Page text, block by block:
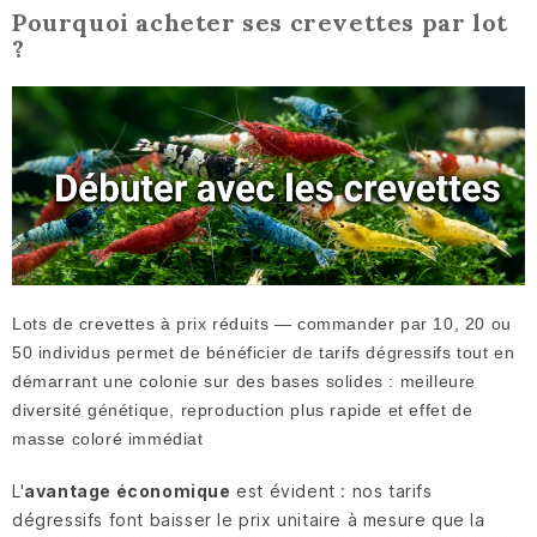
Pourquoi acheter ses crevettes par lot
?
Lots de crevettes à prix réduits — commander par 10, 20 ou
50 individus permet de bénéficier de tarifs dégressifs tout en
démarrant une colonie sur des bases solides : meilleure
diversité génétique, reproduction plus rapide et effet de
masse coloré immédiat
L'avantage économique est évident : nos tarifs
dégressifs font baisser le prix unitaire à mesure que la